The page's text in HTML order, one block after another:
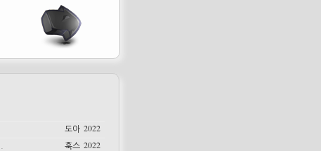
2022
도아
2022
훅스